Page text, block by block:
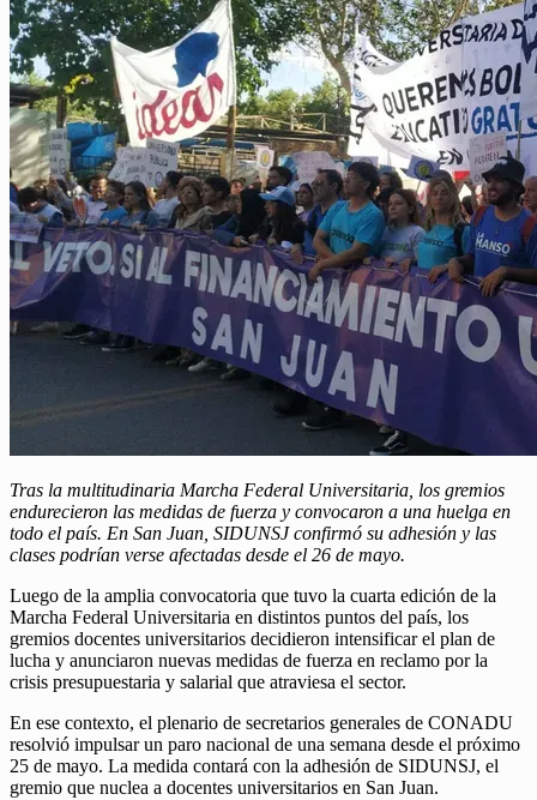
Tras la multitudinaria Marcha Federal Universitaria, los gremios
endurecieron las medidas de fuerza y convocaron a una huelga en
todo el país. En San Juan, SIDUNSJ confirmó su adhesión y las
clases podrían verse afectadas desde el 26 de mayo.
Luego de la amplia convocatoria que tuvo la cuarta edición de la
Marcha Federal Universitaria en distintos puntos del país, los
gremios docentes universitarios decidieron intensificar el plan de
lucha y anunciaron nuevas medidas de fuerza en reclamo por la
crisis presupuestaria y salarial que atraviesa el sector.
En ese contexto, el plenario de secretarios generales de CONADU
resolvió impulsar un paro nacional de una semana desde el próximo
25 de mayo. La medida contará con la adhesión de SIDUNSJ, el
gremio que nuclea a docentes universitarios en San Juan.